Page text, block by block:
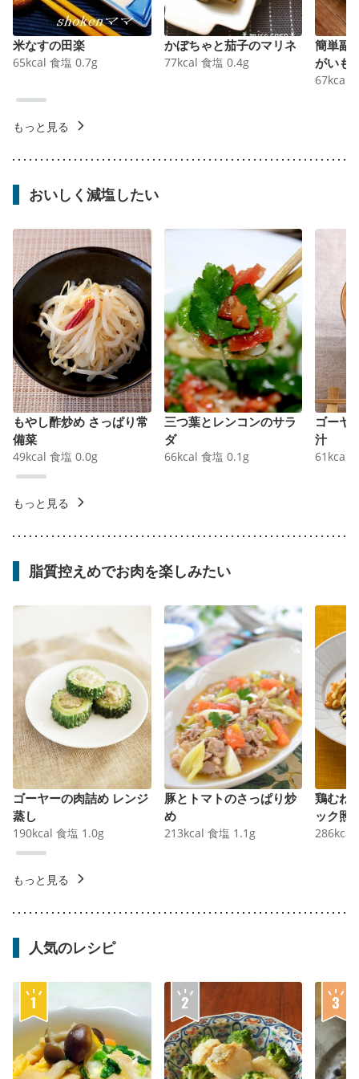
米なすの田楽
65kcal 食塩 0.7g
かぼちゃと茄子のマリネ
77kcal 食塩 0.4g
簡単副
がいも
67kcal
もっと見る
おいしく減塩したい
もやし酢炒め さっぱり常
備菜
49kcal 食塩 0.0g
三つ葉とレンコンのサラ
ダ
66kcal 食塩 0.1 g
ゴーヤ
汁
61 kcal
もっと見る
脂質控えめでお肉を楽しみたい
ゴーヤーの肉詰め レンジ
蒸し
190kcal 食塩 1.0g
豚とトマトのさっぱり炒
め
213kcal 食塩 1.1 g
鶏むね
ック照
286kcal
もっと見る
人気のレシピ